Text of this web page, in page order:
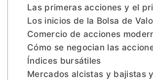
Las primeras acciones y el
Los inicios de la Bolsa de
Comercio de acciones
Cómo se negocian las
Índices bursátiles
Mercados alcistas y bajistas